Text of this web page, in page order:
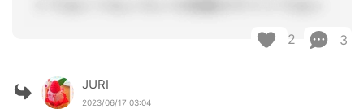
2 3
JURI
2023/06/17 03:04